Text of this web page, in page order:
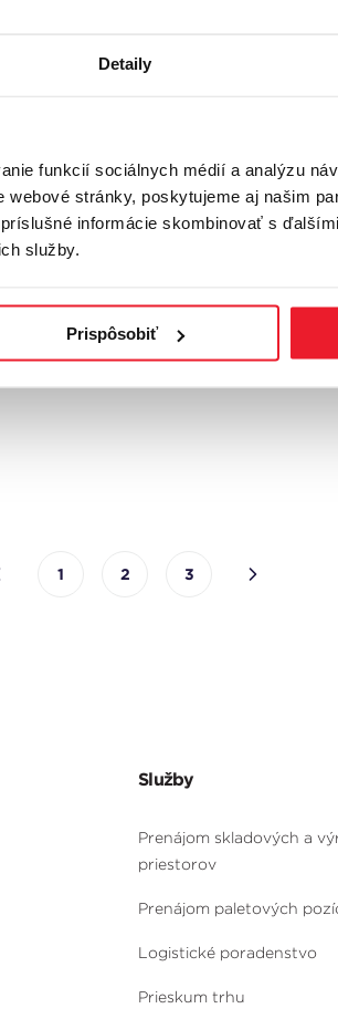
Detaily
funkcií sociálnych médií a analýzu
stránky, poskytujeme aj našim
informácie skombinovať s
služby.
Prispôsobiť
1 2 3
Služby
Prenájom skladových a
priestorov
Prenájom paletových
Logistické poradenstvo
Prieskum trhu